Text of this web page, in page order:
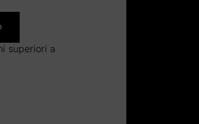
superiori a